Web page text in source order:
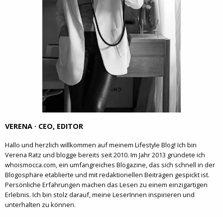
VERENA · CEO, EDITOR
Hallo und herzlich willkommen auf meinem Lifestyle Blog! Ich bin
Verena Ratz und blogge bereits seit 2010. Im Jahr 2013 gründete ich
whoismocca.com, ein umfangreiches Blogazine, das sich schnell in der
Blogosphäre etablierte und mit redaktionellen Beiträgen gespickt ist.
Persönliche Erfahrungen machen das Lesen zu einem einzigartigen
Erlebnis. Ich bin stolz darauf, meine LeserInnen inspirieren und
unterhalten zu können.